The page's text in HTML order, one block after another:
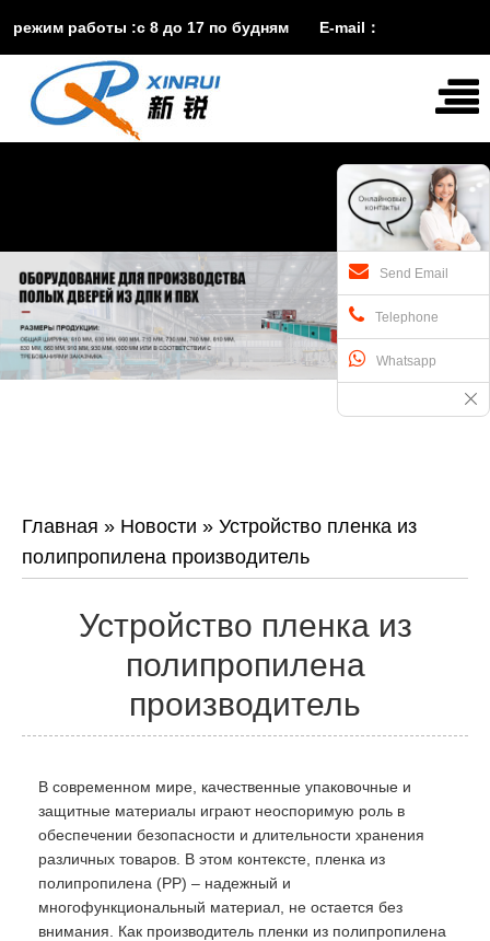
режим работы :с 8 до 17 по будням E-mail：
vira@xinruisuji.comWhatsApp： 
Главная » Новости » Устройство пленка из
полипропилена производитель
Устройство пленка из
полипропилена
производитель
В современном мире, качественные упаковочные и
защитные материалы играют неоспоримую роль в
обеспечении безопасности и длительности хранения
различных товаров. В этом контексте, пленка из
полипропилена (PP) – надежный и
многофункциональный материал, не остается без
внимания. Как производитель пленки из полипропилена
Send Email
Telephone
Whatsapp